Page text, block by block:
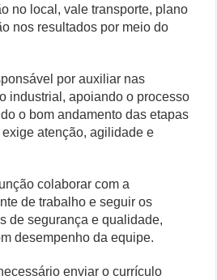
no local, vale transporte, plano
nos resultados por meio do
por auxiliar nas
industrial, apoiando o processo
o bom andamento das etapas
atenção, agilidade e
colaborar com a
de trabalho e seguir os
de segurança e qualidade,
desempenho da equipe.
enviar o currículo